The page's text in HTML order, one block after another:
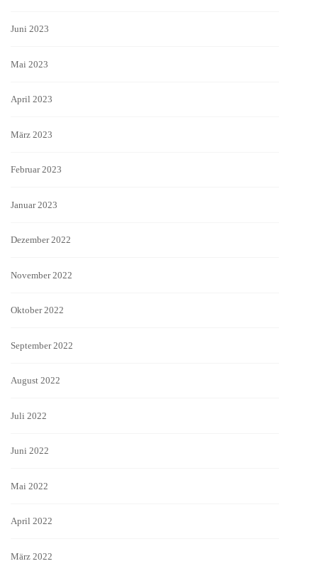
Juni 2023
Mai 2023
April 2023
März 2023
Februar 2023
Januar 2023
Dezember 2022
November 2022
Oktober 2022
September 2022
August 2022
Juli 2022
Juni 2022
Mai 2022
April 2022
März 2022